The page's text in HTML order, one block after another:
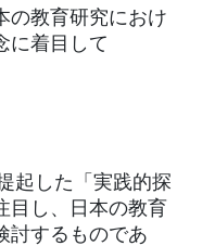
の教育研究におけ
に着目して
起した「実践的探
目し、日本の教育
討するものであ